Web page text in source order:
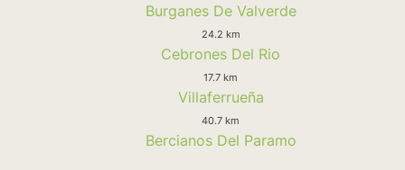
Burganes De Valverde
24.2 km
Cebrones Del Rio
17.7 km
Villaferrueña
40.7 km
Bercianos Del Paramo